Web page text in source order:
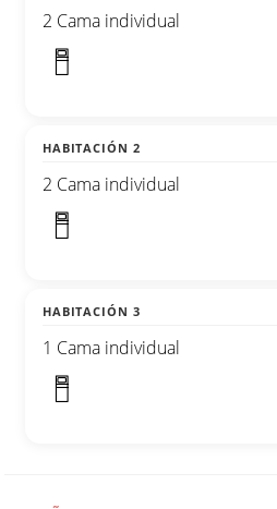
2 Cama individual
HABITACIÓN 2
2 Cama individual
HABITACIÓN 3
1 Cama individual